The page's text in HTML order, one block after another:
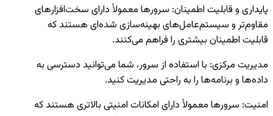
پایداری و قابلیت اطمینان: سرورها معمولاً دارای سخت‌افزارهای
مقاوم‌تر و سیستم‌عامل‌های بهینه‌سازی شده‌ای هستند که
قابلیت اطمینان بیشتری را فراهم می‌کنند.
مدیریت مرکزی: با استفاده از سرور، شما می‌توانید دسترسی به
داده‌ها و برنامه‌ها را به راحتی مدیریت کنید.
امنیت: سرورها معمولاً دارای امکانات امنیتی بالاتری هستند که